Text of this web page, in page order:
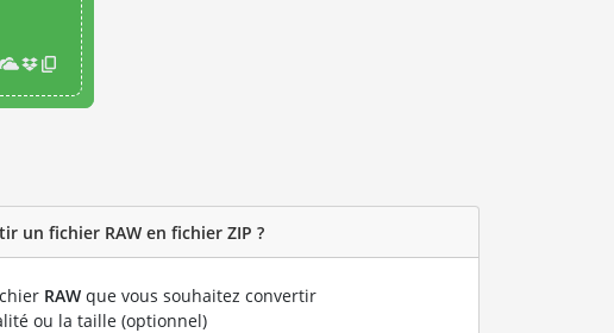
un fichier RAW en fichier ZIP ?
RAW que vous souhaitez convertir
ou la taille (optionnel)